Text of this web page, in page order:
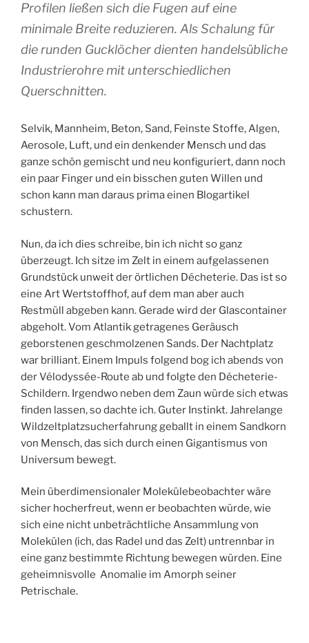
Profilen ließen sich die Fugen auf eine
minimale Breite reduzieren. Als Schalung für
die runden Gucklöcher dienten handelsübliche
Industrierohre mit unterschiedlichen
Querschnitten.
Selvik, Mannheim, Beton, Sand, Feinste Stoffe, Algen,
Aerosole, Luft, und ein denkender Mensch und das
ganze schön gemischt und neu konfiguriert, dann noch
ein paar Finger und ein bisschen guten Willen und
schon kann man daraus prima einen Blogartikel
schustern.
Nun, da ich dies schreibe, bin ich nicht so ganz
überzeugt. Ich sitze im Zelt in einem aufgelassenen
Grundstück unweit der örtlichen Décheterie. Das ist so
eine Art Wertstoffhof, auf dem man aber auch
Restmüll abgeben kann. Gerade wird der Glascontainer
abgeholt. Vom Atlantik getragenes Geräusch
geborstenen geschmolzenen Sands. Der Nachtplatz
war brilliant. Einem Impuls folgend bog ich abends von
der Vélodyssée-Route ab und folgte den Décheterie-
Schildern. Irgendwo neben dem Zaun würde sich etwas
finden lassen, so dachte ich. Guter Instinkt. Jahrelange
Wildzeltplatzsucherfahrung geballt in einem Sandkorn
von Mensch, das sich durch einen Gigantismus von
Universum bewegt.
Mein überdimensionaler Molekülebeobachter wäre
sicher hocherfreut, wenn er beobachten würde, wie
sich eine nicht unbeträchtliche Ansammlung von
Molekülen (ich, das Radel und das Zelt) untrennbar in
eine ganz bestimmte Richtung bewegen würden. Eine
geheimnisvolle Anomalie im Amorph seiner
Petrischale.